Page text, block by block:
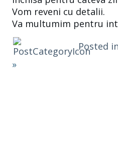
Vom reveni cu detalii.
Va multumim pentru
Posted
»